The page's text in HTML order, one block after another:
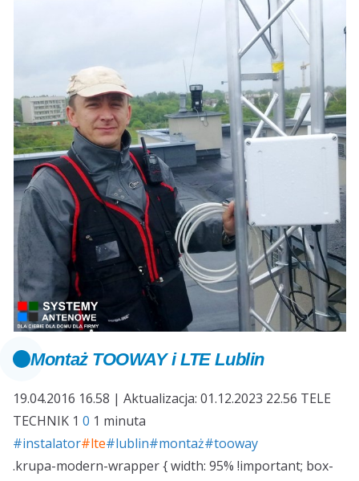
Montaż TOOWAY i LTE Lublin
19.04.2016 16.58 | Aktualizacja: 01.12.2023 22.56 TELE
TECHNIK 1 0 1 minuta
#instalator#lte#lublin#montaż#tooway
.krupa-modern-wrapper { width: 95% !important; box-